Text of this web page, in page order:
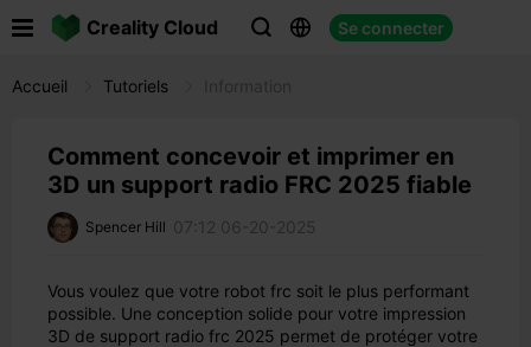
Creality Cloud   Se connecter
Accueil Tutoriels
Comment concevoir et imprimer en
3D un support radio FRC 2025 fiable
Spencer Hill 07:12 06-20-2025
Vous voulez que votre robot frc soit le plus performant
possible. Une conception solide pour votre impression
3D de support radio frc 2025 permet de protéger votre